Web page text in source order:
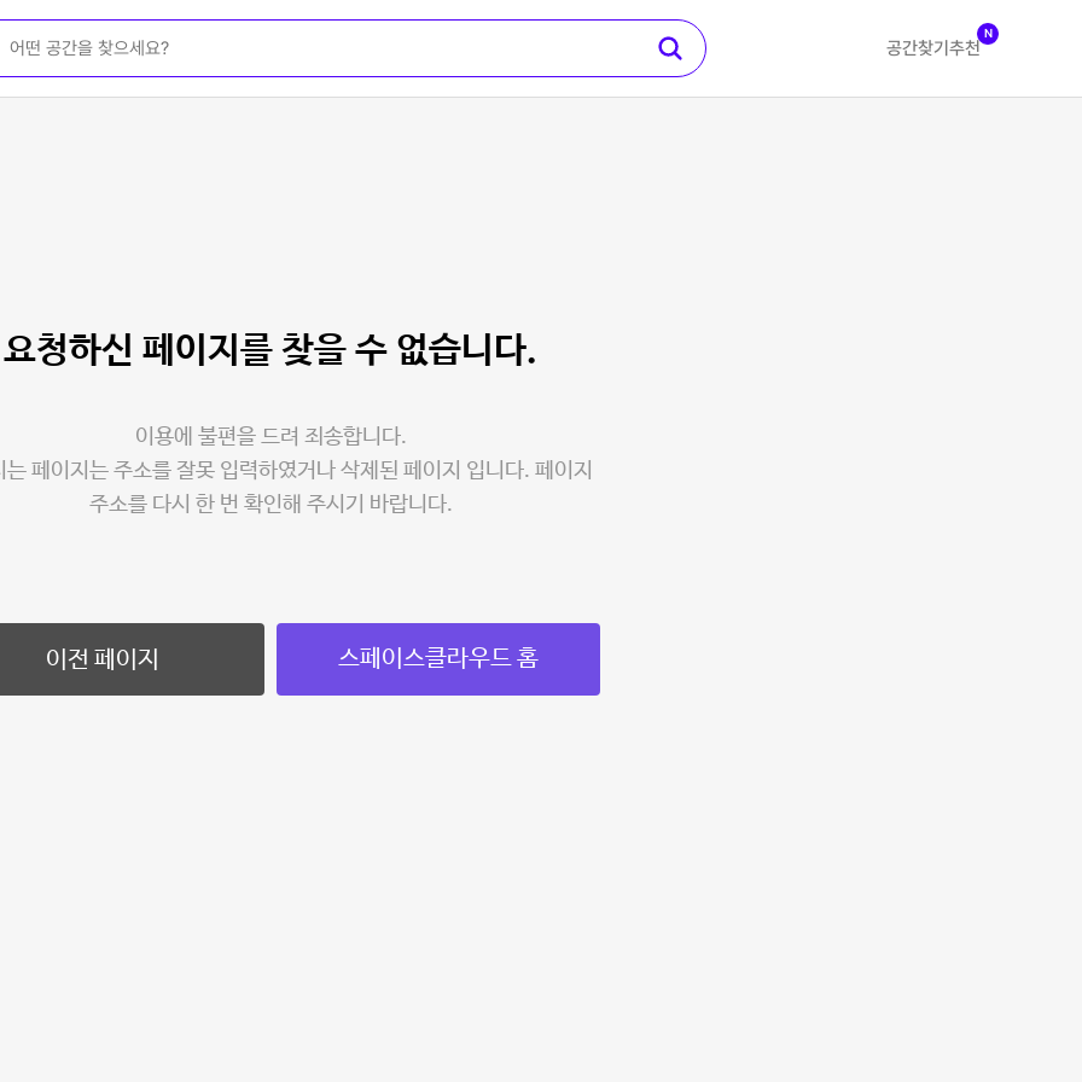
공간찾기 추천
N
요청하신 페이지를 찾을 수 없습니다.
이용에 불편을 드려 죄송합니다.
는 페이지는 주소를 잘못 입력하였거나 삭제된 페이지 입니다. 페이지
주소를 다시 한 번 확인해 주시기 바랍니다.
이전 페이지 스페이스클라우드 홈